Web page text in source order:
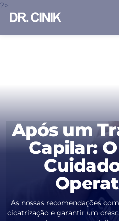
?>
LIGUE-ME DE VOLTA
E-mail. *
Após um
Capilar:
As nossas recomendações
cicatrização e garantir um
PRÉ-
TRANSCRIÇÃO